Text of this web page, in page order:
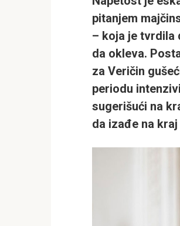
pitanjem
– koja je tvrdila
da okleva.
za Veričin
periodu
sugerišući na
da izađe na